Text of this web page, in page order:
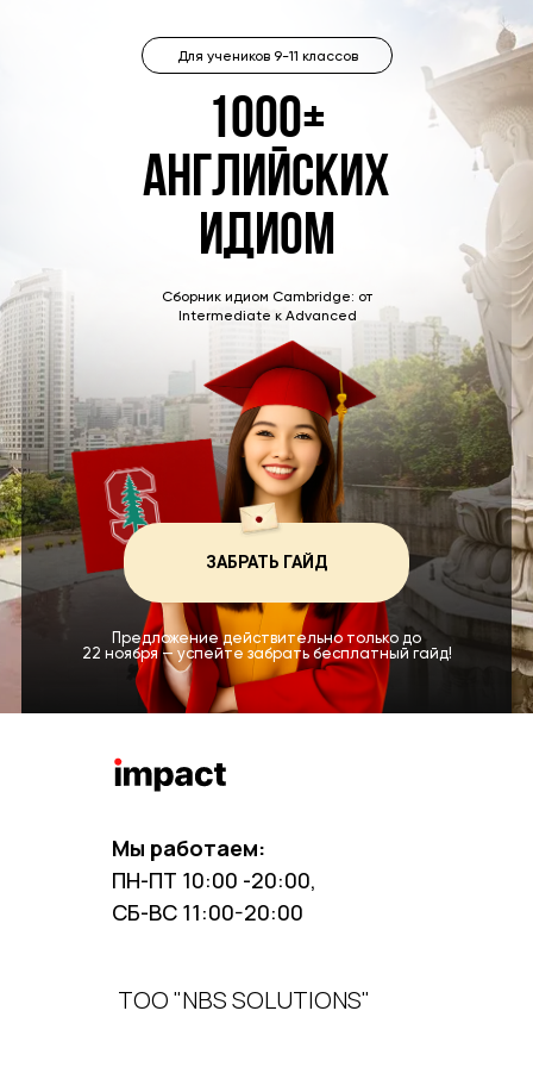
1000+
английских
идиом
Сборник идиом Cambridge: от
Intermediate к Advanced
Предложение действительно только до
22 ноября — успейте забрать бесплатный гайд!
Для учеников 9-11 классов
ЗАБРАТЬ ГАЙД
Мы работаем:
ПН-ПТ 10:00 -20:00,
СБ-ВС 11:00-20:00
ТОО "NBS SOLUTIONS"